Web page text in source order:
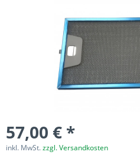
57,00 € *
inkl. MwSt.zzgl. Versandkosten